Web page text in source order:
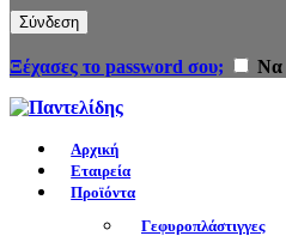
Σύνδεση
Ξέχασες το password σου; Να
Αρχική
Εταιρεία
Προϊόντα
Γεφυροπλάστιγγες